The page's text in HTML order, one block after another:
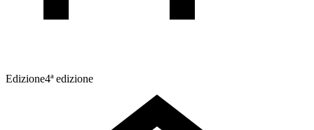
Edizione4ª edizione